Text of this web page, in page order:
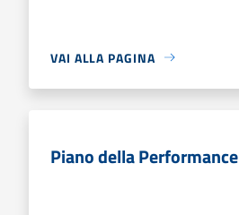
VAI ALLA PAGINA
Piano della Performance